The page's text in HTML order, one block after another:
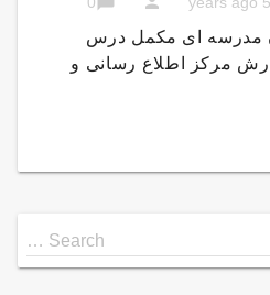
مدرسه ای مکمل درس
مركز اطلاع رسانی و
Search …